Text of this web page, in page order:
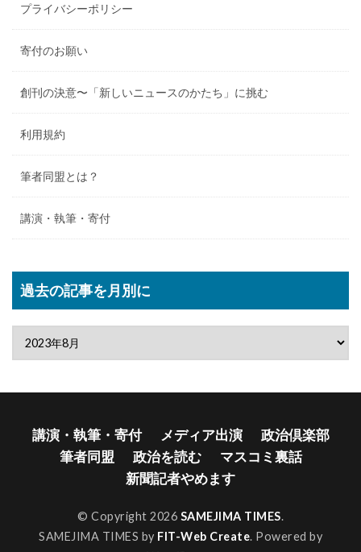
プライバシーポリシー
寄付のお願い
創刊の決意〜「新しいニュースのかたち」に挑む
利用規約
筆者同盟とは？
講演・執筆・寄付
過去の記事を月別に
講演・執筆・寄付 メディア出演
政治倶楽部
筆者同盟
政治を読む
マスコミ裏話
新聞記者やめます
© Copyright 2026 SAMEJIMA TIMES.
SAMEJIMA TIMES by FIT-Web Create. Powered by